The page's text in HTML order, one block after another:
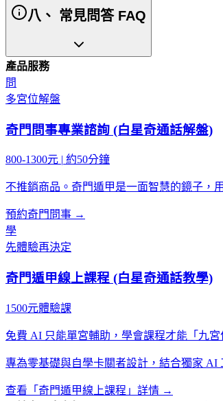
八、 常見問答 FAQ
產品服務
問
多宮位解盤
奇門問事專業諮詢 (白星奇通話解盤)
800-1300元 | 約50分鐘
不推銷商品。奇門遁甲是一面智慧的鏡子，
預約奇門問事 →
學
先體驗再決定
奇門遁甲線上課程 (白星奇通話教學)
1500元體驗課
免費 AI 只能單宮輔助，學會課程才能「九宮
專為零基礎與自學卡關者設計，結合獨家 AI
查看「奇門遁甲線上課程」詳情 →